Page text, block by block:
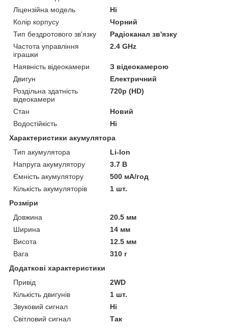
Ліцензійна модель
Ні
Колір корпусу
Чорний
Тип бездротового зв'язку
Радіоканал зв'язку
Частота управління
іграшки
2.4 GHz
Наявність відеокамери
З відеокамерою
Двигун
Електричний
Роздільна здатність
відеокамери
720p (HD)
Стан
Новий
Водостійкість
Ні
Характеристики акумулятора
Тип акумулятора
Li-Ion
Напруга акумулятору
3.7 В
Ємність акумулятору
500 мА/год
Кількість акумуляторів
1 шт.
Розміри
Довжина
20.5 мм
Ширина
14 мм
Висота
12.5 мм
Вага
310 г
Додаткові характеристики
Привід
2WD
Кількість двигунів
1 шт.
Звуковий сигнал
Ні
Світловий сигнал
Так